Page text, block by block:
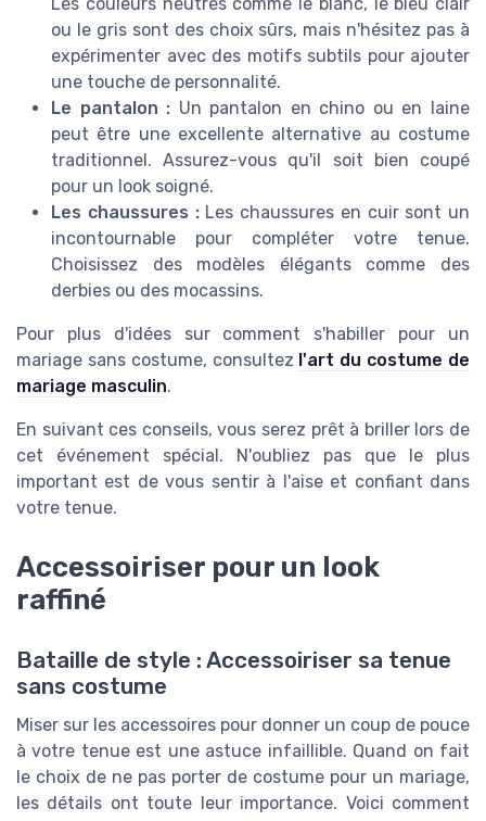
Les couleurs neutres comme le blanc, le bleu clair
ou le gris sont des choix sûrs, mais n'hésitez pas à
expérimenter avec des motifs subtils pour ajouter
une touche de personnalité.
Le pantalon : Un pantalon en chino ou en laine
peut être une excellente alternative au costume
traditionnel. Assurez-vous qu'il soit bien coupé
pour un look soigné.
Les chaussures :Les chaussures en cuir sont un
incontournable pour compléter votre tenue.
Choisissez des modèles élégants comme des
derbies ou des mocassins.
Pour plus d'idées sur comment s'habiller pour un
mariage sans costume, consultez l'art du costume de
mariage masculin.
En suivant ces conseils, vous serez prêt à briller lors de
cet événement spécial. N'oubliez pas que le plus
important est de vous sentir à l'aise et confiant dans
votre tenue.
Accessoiriser pour un look
raffiné
Bataille de style : Accessoiriser sa tenue
sans costume
Miser sur les accessoires pour donner un coup de pouce
à votre tenue est une astuce infaillible. Quand on fait
le choix de ne pas porter de costume pour un mariage,
les détails ont toute leur importance. Voici comment